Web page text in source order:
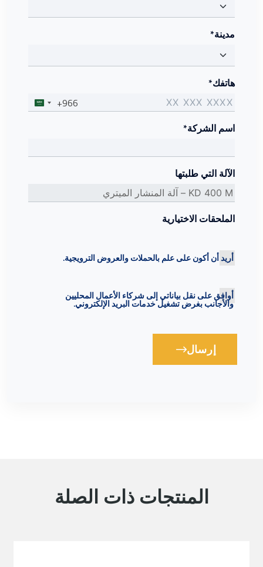
مدينة*
هاتفك*
+966
اسم الشركة*
الآلة التي طلبتها
الملحقات الاختيارية
أريد أن أكون على علم بالحملات والعروض الترويجية.
أوافق على نقل بياناتي إلى شركاء الأعمال المحليين
والأجانب بغرض تشغيل خدمات البريد الإلكتروني.
Loading...إرسال
المنتجات ذات الصلة